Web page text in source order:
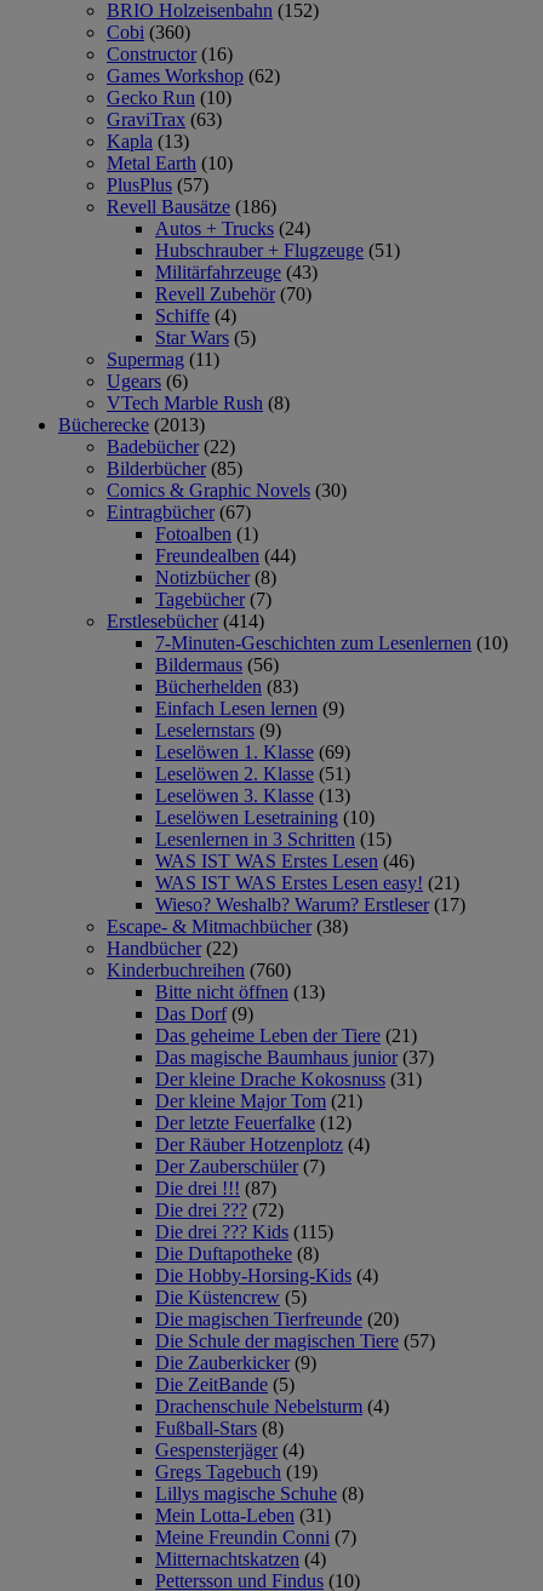
BRIO Holzeisenbahn (152)
Cobi (360)
Constructor (16)
Games Workshop (62)
Gecko Run (10)
GraviTrax (63)
Kapla (13)
Metal Earth (10)
PlusPlus (57)
Revell Bausätze (186)
Autos + Trucks (24)
Hubschrauber + Flugzeuge (51)
Militärfahrzeuge (43)
Revell Zubehör (70)
Schiffe (4)
Star Wars (5)
Supermag (11)
Ugears (6)
VTech Marble Rush (8)
Bücherecke (2013)
Badebücher (22)
Bilderbücher (85)
Comics & Graphic Novels (30)
Eintragbücher (67)
Fotoalben (1)
Freundealben (44)
Notizbücher (8)
Tagebücher (7)
Erstlesebücher (414)
7-Minuten-Geschichten zum Lesenlernen (10)
Bildermaus (56)
Bücherhelden (83)
Einfach Lesen lernen (9)
Leselernstars (9)
Leselöwen 1. Klasse (69)
Leselöwen 2. Klasse (51)
Leselöwen 3. Klasse (13)
Leselöwen Lesetraining (10)
Lesenlernen in 3 Schritten (15)
WAS IST WAS Erstes Lesen (46)
WAS IST WAS Erstes Lesen easy! (21)
Wieso? Weshalb? Warum? Erstleser (17)
Escape- & Mitmachbücher (38)
Handbücher (22)
Kinderbuchreihen (760)
Bitte nicht öffnen (13)
Das Dorf (9)
Das geheime Leben der Tiere (21)
Das magische Baumhaus junior (37)
Der kleine Drache Kokosnuss (31)
Der kleine Major Tom (21)
Der letzte Feuerfalke (12)
Der Räuber Hotzenplotz (4)
Der Zauberschüler (7)
Die drei !!! (87)
Die drei ??? (72)
Die drei ??? Kids (115)
Die Duftapotheke (8)
Die Hobby-Horsing-Kids (4)
Die Küstencrew (5)
Die magischen Tierfreunde (20)
Die Schule der magischen Tiere (57)
Die Zauberkicker (9)
Die ZeitBande (5)
Drachenschule Nebelsturm (4)
Fußball-Stars (8)
Gespensterjäger (4)
Gregs Tagebuch (19)
Lillys magische Schuhe (8)
Mein Lotta-Leben (31)
Meine Freundin Conni (7)
Mitternachtskatzen (4)
Pettersson und Findus (10)